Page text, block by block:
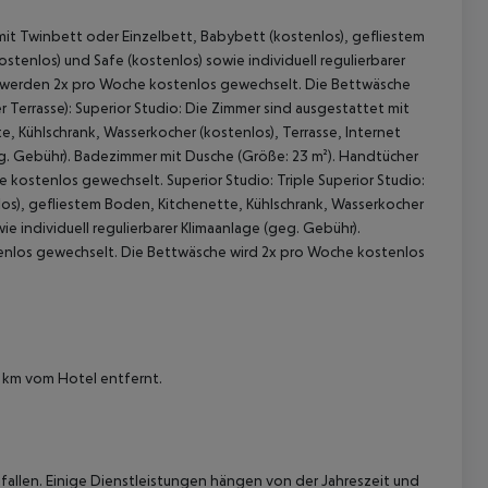
Twinbett oder Einzelbett, Babybett (kostenlos), gefliestem
und Safe (kostenlos) sowie individuell regulierbarer
2x pro Woche kostenlos gewechselt. Die Bettwäsche
Superior Studio: Die Zimmer sind ausgestattet mit
Wasserkocher (kostenlos), Terrasse, Internet
Badezimmer mit Dusche (Größe: 23 m²). Handtücher
gewechselt. Superior Studio: Triple Superior Studio:
gefliestem Boden, Kitchenette, Kühlschrank, Wasserkocher
individuell regulierbarer Klimaanlage (geg. Gebühr).
gewechselt. Die Bettwäsche wird 2x pro Woche kostenlos
vom Hotel entfernt.
Einige Dienstleistungen hängen von der Jahreszeit und